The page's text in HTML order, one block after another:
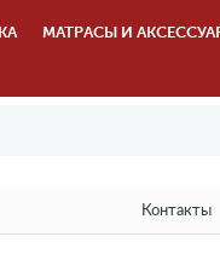
МАТРАСЫ И
Контакты